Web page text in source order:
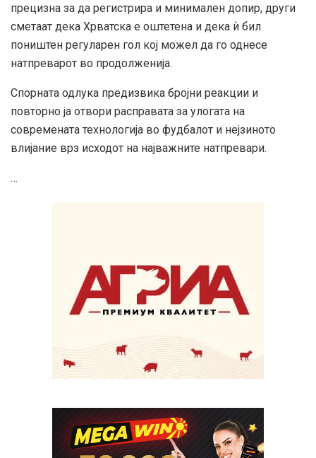
прецизна за да регистрира и минимален допир, други
сметаат дека Хрватска е оштетена и дека ѝ бил
поништен регуларен гол кој можел да го однесе
натпреварот во продолженија.
Спорната одлука предизвика бројни реакции и
повторно ја отвори расправата за улогата на
современата технологија во фудбалот и нејзиното
влијание врз исходот на најважните натпревари.
…